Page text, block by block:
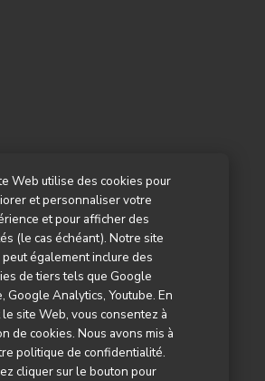
Web utilise des cookies pour
et personnaliser votre
et pour afficher des
(le cas échéant). Notre site
également inclure des
de tiers tels que Google
Google Analytics, Youtube. En
site Web, vous consentez à
de cookies. Nous avons mis à
politique de confidentialité.
cliquer sur le bouton pour
?